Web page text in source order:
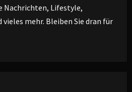
Nachrichten, Lifestyle,
mehr. Bleiben Sie dran für